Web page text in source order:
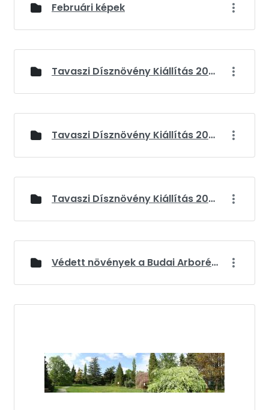
Februári képek
Tavaszi Dísznövény Kiállítás 2024
Tavaszi Dísznövény Kiállítás 2025
Tavaszi Dísznövény Kiállítás 2026
Védett növények a Budai Arborétumban